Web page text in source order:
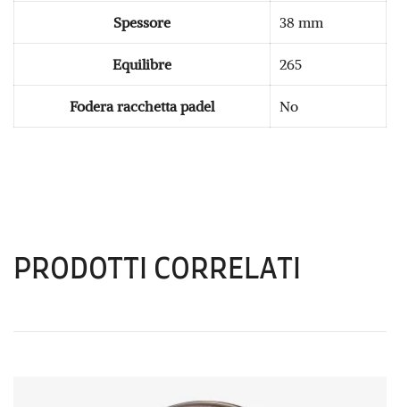
Spessore 38 mm
Equilibre 265
Fodera racchetta padel No
PRODOTTI CORRELATI